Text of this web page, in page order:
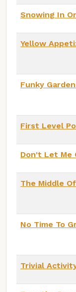
Snowing In
Yellow
Funky
First Level
Don't Let Me
The Middle
No Time To
Trivial